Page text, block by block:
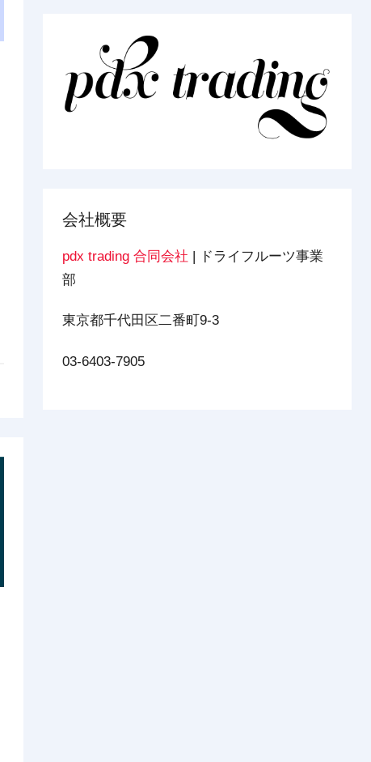
会社概要
pdx trading 合同会社 | ドライフルーツ事業
部
東京都千代田区二番町9-3
03-6403-7905